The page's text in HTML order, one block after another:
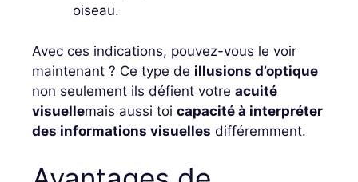
oiseau.
Avec ces indications, pouvez-vous le voir
maintenant ? Ce type de illusions d’optique
non seulement ils défient votre acuité
visuellemais aussi toi capacité à interpréter
des informations visuelles différemment.